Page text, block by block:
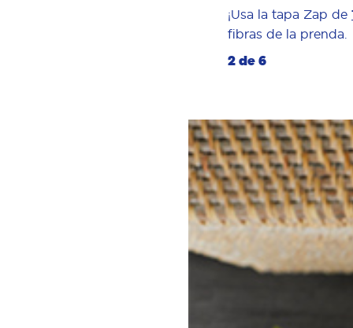
¡Usa la tapa Zap de
fibras de la prenda.
2 de 6